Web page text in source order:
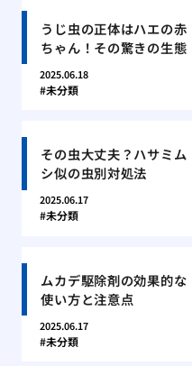
うじ虫の正体はハエの赤
ちゃん！その驚きの生態
2025.06.18
未分類
その虫大丈夫？ハサミム
シ似の虫別対処法
2025.06.17
未分類
ムカデ駆除剤の効果的な
使い方と注意点
2025.06.17
未分類